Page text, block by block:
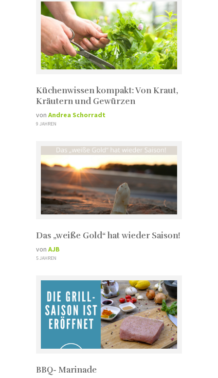
Küchenwissen kompakt: Von Kraut,
Kräutern und Gewürzen
von Andrea Schorradt
9 JAHREN
Das „weiße Gold“ hat wieder Saison!
von AJB
5 JAHREN
BBQ- Marinade